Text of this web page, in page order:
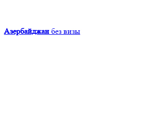
Азербайджан без визы